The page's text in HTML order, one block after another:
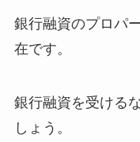
銀行融資のプロパ
在です。
銀行融資を受ける
しょう。